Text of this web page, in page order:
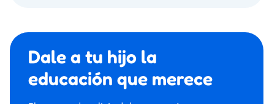
Dale a tu hijo la
educación que merece